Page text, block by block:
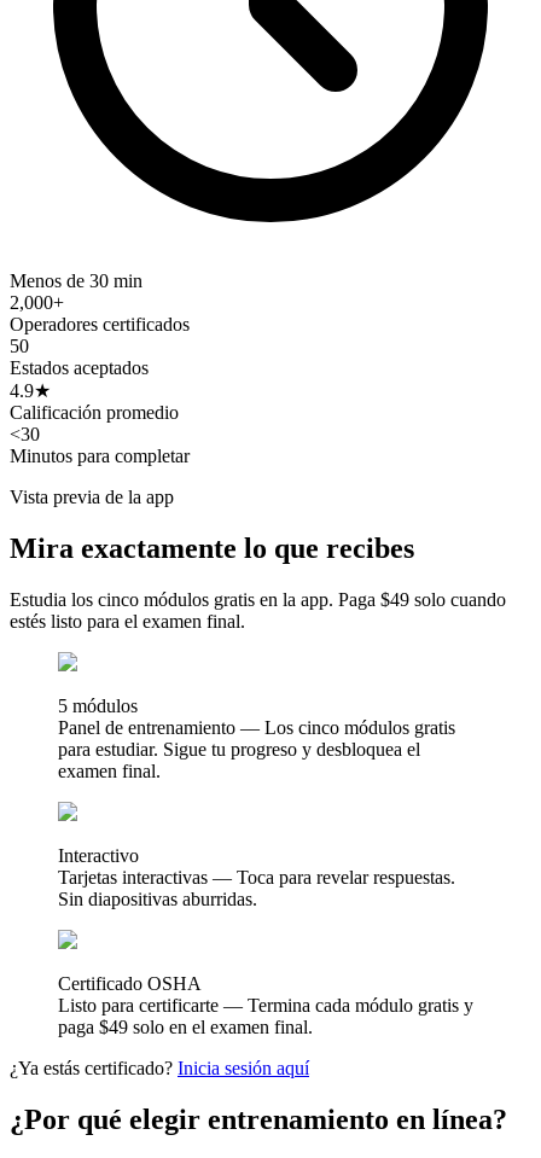
Menos de 30 min
2,000+
Operadores certificados
50
Estados aceptados
4.9★
Calificación promedio
<30
Minutos para completar
Vista previa de la app
Mira exactamente lo que recibes
Estudia los cinco módulos gratis en la app. Paga $49 solo cuando
estés listo para el examen final.
5 módulos
Panel de entrenamiento — Los cinco módulos gratis
para estudiar. Sigue tu progreso y desbloquea el
examen final.
Interactivo
Tarjetas interactivas — Toca para revelar respuestas.
Sin diapositivas aburridas.
Certificado OSHA
Listo para certificarte — Termina cada módulo gratis y
paga $49 solo en el examen final.
¿Ya estás certificado? Inicia sesión aquí
¿Por qué elegir entrenamiento en línea?